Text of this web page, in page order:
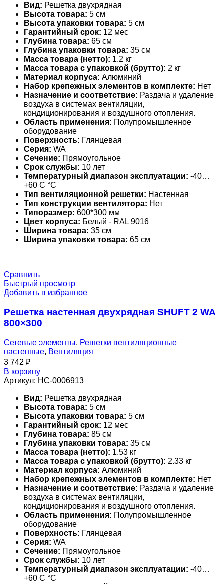
Вид: Решетка двухрядная
Высота товара: 5 см
Высота упаковки товара: 5 см
Гарантийный срок: 12 мес
Глубина товара: 65 см
Глубина упаковки товара: 35 см
Масса товара (нетто): 1.2 кг
Масса товара с упаковкой (брутто): 2 кг
Материал корпуса: Алюминий
Набор крепежных элементов в комплекте: Нет
Назначение и соответствие: Раздача и удаление
воздуха в системах вентиляции,
кондиционирования и воздушного отопления.
Область применения: Полупромышленное
оборудование
Поверхность: Глянцевая
Серия: WA
Сечение: Прямоугольное
Срок службы: 10 лет
Температурный диапазон эксплуатации: -40…
+60 С °С
Тип вентиляционной решетки: Настенная
Тип конструкции вентилятора: Нет
Типоразмер: 600*300 мм
Цвет корпуса: Белый - RAL 9016
Ширина товара: 35 см
Ширина упаковки товара: 65 см
Сравнить
Быстрый просмотр
Добавить в избранное
Решетка настенная двухрядная SHUFT 2 WA
800×300
Сетевые элементы, Решетки вентиляционные
настенные, Вентиляция
3 742 ₽
В корзину
Артикул: НС-0006913
Вид: Решетка двухрядная
Высота товара: 5 см
Высота упаковки товара: 5 см
Гарантийный срок: 12 мес
Глубина товара: 85 см
Глубина упаковки товара: 35 см
Масса товара (нетто): 1.53 кг
Масса товара с упаковкой (брутто): 2.33 кг
Материал корпуса: Алюминий
Набор крепежных элементов в комплекте: Нет
Назначение и соответствие: Раздача и удаление
воздуха в системах вентиляции,
кондиционирования и воздушного отопления.
Область применения: Полупромышленное
оборудование
Поверхность: Глянцевая
Серия: WA
Сечение: Прямоугольное
Срок службы: 10 лет
Температурный диапазон эксплуатации: -40…
+60 С °С